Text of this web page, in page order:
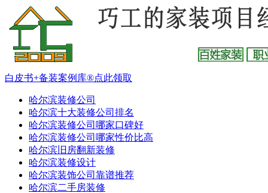
白皮书+备装案例库®点此领取
哈尔滨装修公司
哈尔滨十大装修公司排名
哈尔滨装修公司哪家口碑好
哈尔滨装修公司哪家性价比高
哈尔滨旧房翻新装修
哈尔滨装修设计
哈尔滨装饰公司靠谱推荐
哈尔滨二手房装修